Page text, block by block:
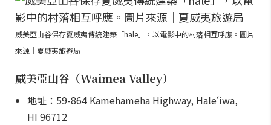
威美亞山谷保存夏威夷傳統建築「hale」，以電影中的村落相互呼應。圖片
來源｜夏威夷旅遊局
威美亞山谷（Waimea Valley）
地址：59-864 Kamehameha Highway, Haleʻiwa,
HI 96712